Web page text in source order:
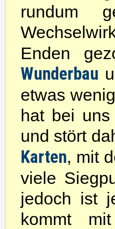
rundum
Enden
Wunderbau
etwas
hat bei uns
und stört
Karten, mit
viele
jedoch ist
kommt